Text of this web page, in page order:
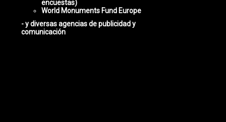
encuestas)
World Monuments Fund Europe
- y diversas agencias de publicidad y
comunicación